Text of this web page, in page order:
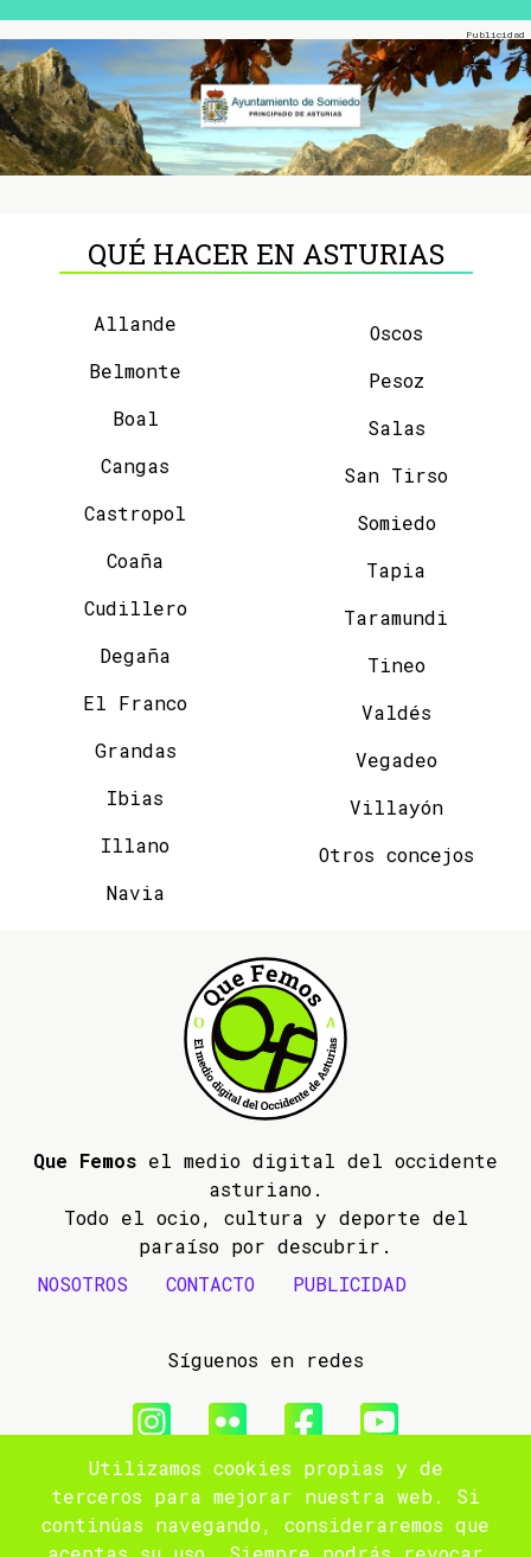
QUÉ HACER EN ASTURIAS
Allande
Belmonte
Boal
Cangas
Castropol
Coaña
Cudillero
Degaña
El Franco
Grandas
Ibias
Illano
Navia
Oscos
Pesoz
Salas
San Tirso
Somiedo
Tapia
Taramundi
Tineo
Valdés
Vegadeo
Villayón
Otros concejos
Que Femos el medio digital del occidente
asturiano.
Todo el ocio, cultura y deporte del
paraíso por descubrir.
NOSOTROS
CONTACTO PUBLICIDAD
Síguenos en redes
© 2009- 2026 Que Femos
Utilizamos cookies propias y de
terceros para mejorar nuestra web. Si
continúas navegando, consideraremos que